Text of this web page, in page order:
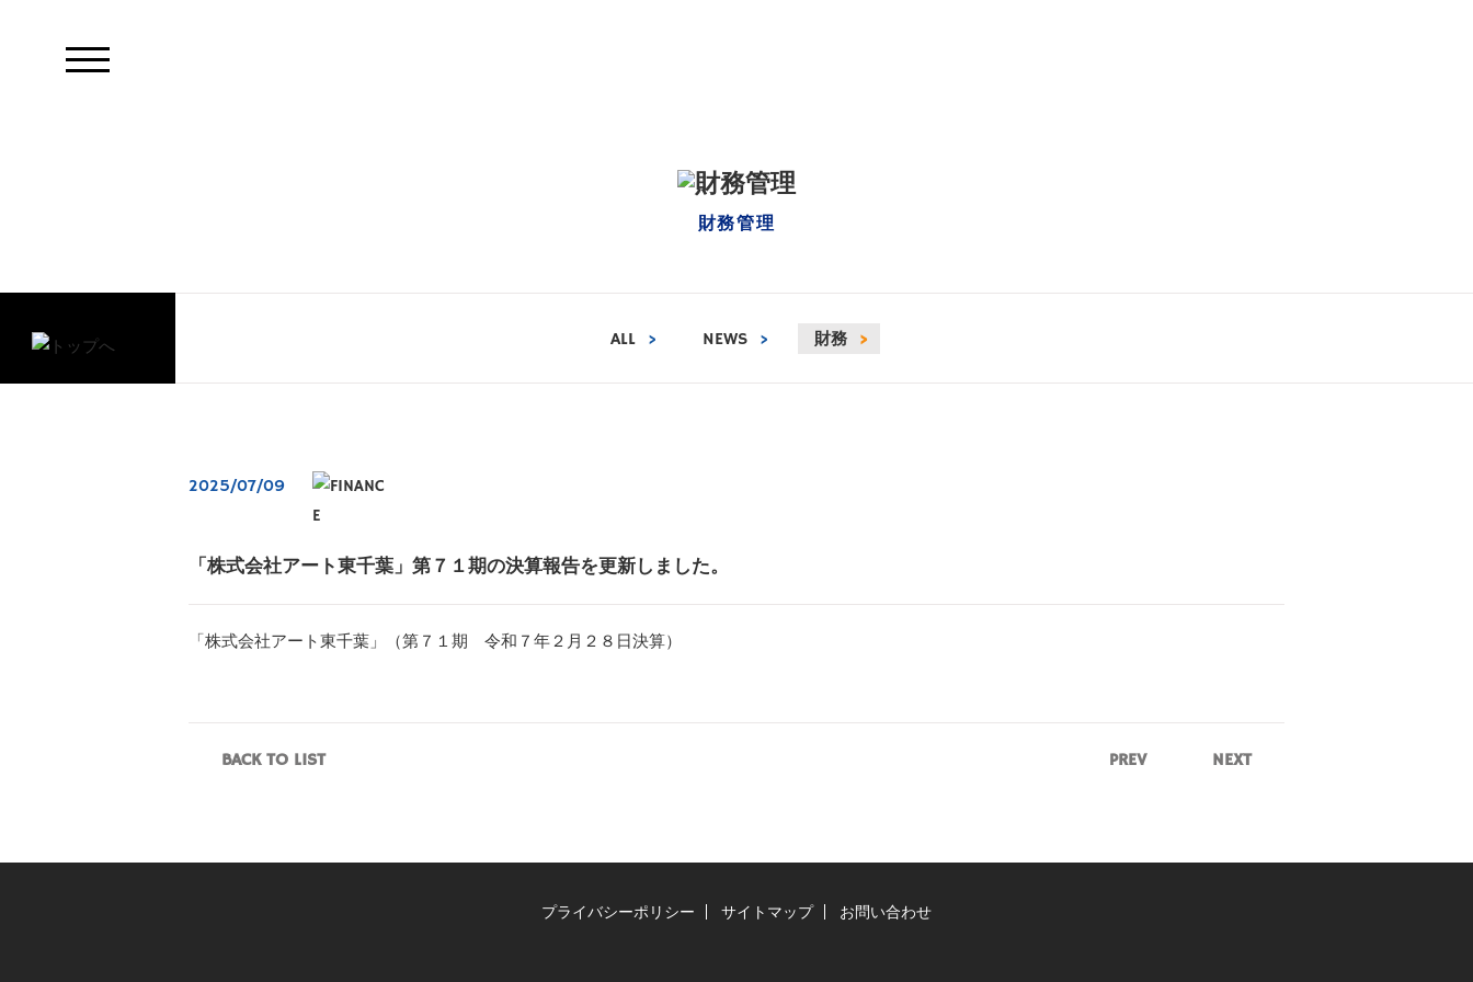
財務管理
ALL > NEWS > 財務 >
2025/07/09
「株式会社アート東千葉」第７１期の決算報告を更新しました。
「株式会社アート東千葉」（第７１期 令和７年２月２８日決算）
NEXT
PREV
BACK TO LIST
プライバシーポリシー サイトマップ お問い合わせ